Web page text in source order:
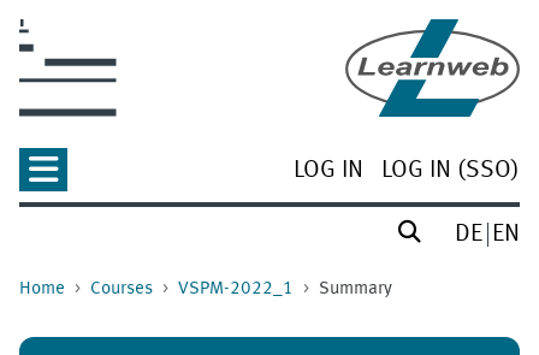
LOG IN LOG IN (SSO)
DE EN
Home Courses VSPM-2022_1 Summary